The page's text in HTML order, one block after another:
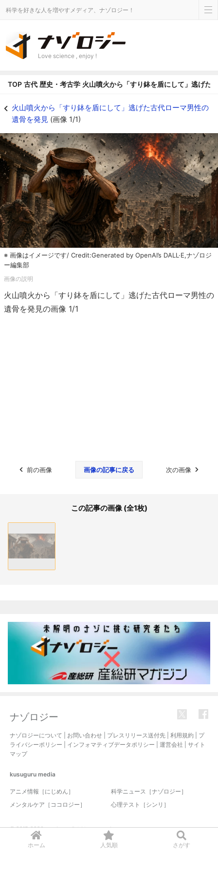
ホーム 人気順 さがす
科学を好きな人を増やすメディア、ナゾロジー！
Love science , enjoy !
TOP 古代 歴史・考古学 火山噴火から「すり鉢を盾にして」逃げた
火山噴火から「すり鉢を盾にして」逃げた古代ローマ男性の
遺骨を発見 (画像 1/1)
※ 画像はイメージです/ Credit:Generated by OpenAI’s DALL·E,ナゾロジ
ー編集部
火山噴火から「すり鉢を盾にして」逃げた古代ローマ男性の
遺骨を発見の画像 1/1
前の画像 画像の記事に戻る 次の画像
この記事の画像 (全1枚)
ナゾロジー
ナゾロジーについて お問い合わせ プレスリリース送付先 利用規約
プ
ライバシーポリシー
インフォマティブデータポリシー 運営会社
サイト
マップ
kusuguru media
アニメ情報［にじめん］
科学ニュース［ナゾロジー］
メンタルケア［ココロジー］
心理テスト［シンリ］
© 2017-2026 nazology. all rights reserved.